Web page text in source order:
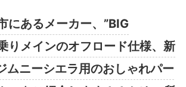
にあるメーカー、”BIG
りメインのオフロード仕様、新
ムニーシエラ用のおしゃれパー